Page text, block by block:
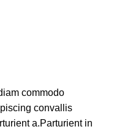
commodo
convallis
a.Parturient in